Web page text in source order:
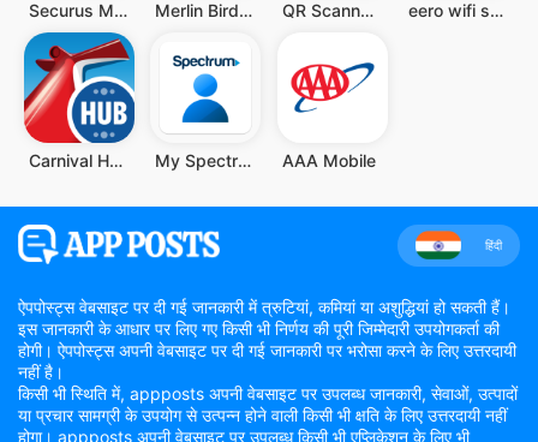
Securus Mobile Merlin Bird ID QR Scanner - Barcode Scanner eero wifi system
Carnival HUB My Spectrum AAA Mobile
हिंदी
ऐपपोस्ट्स वेबसाइट पर दी गई जानकारी में त्रुटियां, कमियां या अशुद्धियां हो सकती हैं।
इस जानकारी के आधार पर लिए गए किसी भी निर्णय की पूरी जिम्मेदारी उपयोगकर्ता की
होगी। ऐपपोस्ट्स अपनी वेबसाइट पर दी गई जानकारी पर भरोसा करने के लिए उत्तरदायी
नहीं है।
किसी भी स्थिति में, appposts अपनी वेबसाइट पर उपलब्ध जानकारी, सेवाओं, उत्पादों
या प्रचार सामग्री के उपयोग से उत्पन्न होने वाली किसी भी क्षति के लिए उत्तरदायी नहीं
होगा। appposts अपनी वेबसाइट पर उपलब्ध किसी भी एप्लिकेशन के लिए भी